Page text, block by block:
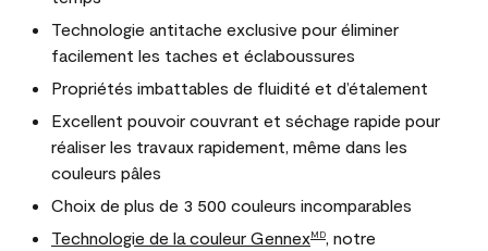
Technologie antitache exclusive pour éliminer
facilement les taches et éclaboussures
Propriétés imbattables de fluidité et d’étalement
Excellent pouvoir couvrant et séchage rapide pour
réaliser les travaux rapidement, même dans les
couleurs pâles
Choix de plus de 3 500 couleurs incomparables
Technologie de la couleur GennexMD
, notre